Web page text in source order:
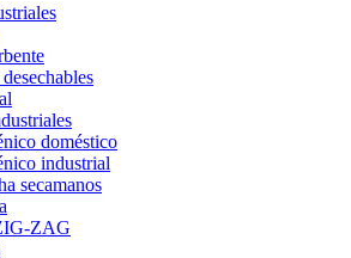
doméstico
industrial
secamanos
ZAG